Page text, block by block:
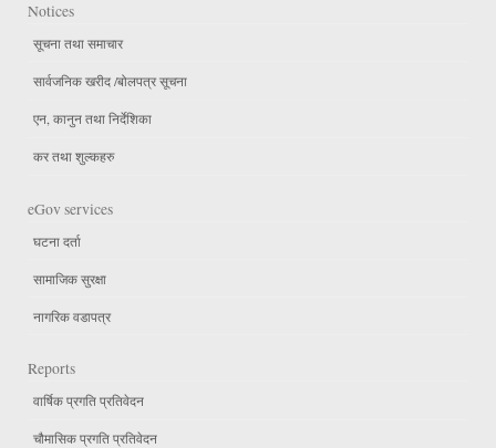
Notices
सूचना तथा समाचार
सार्वजनिक खरीद /बोलपत्र सूचना
एन, कानुन तथा निर्देशिका
कर तथा शुल्कहरु
eGov services
घटना दर्ता
सामाजिक सुरक्षा
नागरिक वडापत्र
Reports
वार्षिक प्रगति प्रतिवेदन
चौमासिक प्रगति प्रतिवेदन